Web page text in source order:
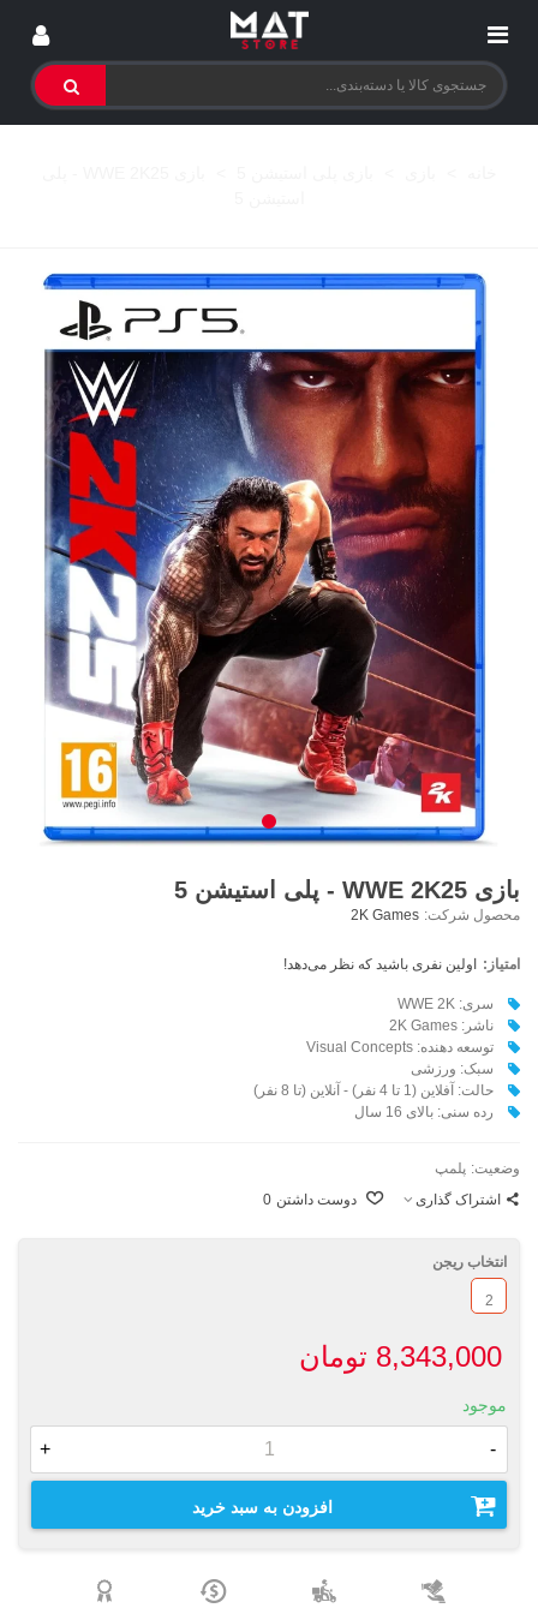
بازی WWE 2K25 - پلی استیشن 5
محصول شرکت: 2K Games
امتیاز: اولین نفری باشید که نظر می‌دهد!
سری: WWE 2K
ناشر: 2K Games
توسعه دهنده: Visual Concepts
سبک: ورزشی
حالت: آفلاین (1 تا 4 نفر) - آنلاین (تا 8 نفر)
رده سنی: بالای 16 سال
وضعیت: پلمپ
اشتراک گذاری
دوست داشتن 0
انتخاب ریجن
2
8,343,000 تومان
موجود
-
+
افزودن به سبد خرید